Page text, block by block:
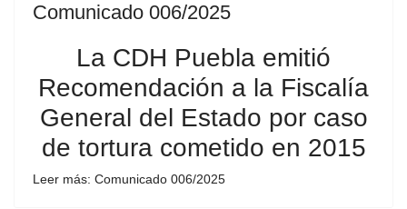
Comunicado 006/2025
La CDH Puebla emitió
Recomendación a la Fiscalía
General del Estado por caso
de tortura cometido en 2015
Leer más: Comunicado 006/2025